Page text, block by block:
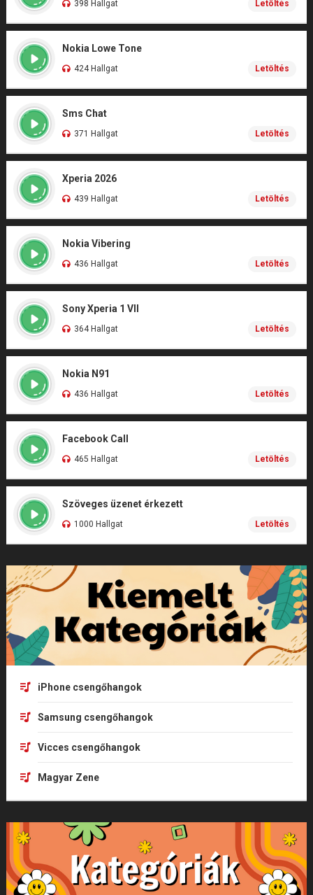
398 Hallgat Letöltés
Nokia Lowe Tone
424 Hallgat Letöltés
Sms Chat
371 Hallgat Letöltés
Xperia 2026
439 Hallgat Letöltés
Nokia Vibering
436 Hallgat Letöltés
Sony Xperia 1 VII
364 Hallgat Letöltés
Nokia N91
436 Hallgat Letöltés
Facebook Call
465 Hallgat Letöltés
Szöveges üzenet érkezett
1000 Hallgat Letöltés
iPhone csengőhangok
Samsung csengőhangok
Vicces csengőhangok
Magyar Zene